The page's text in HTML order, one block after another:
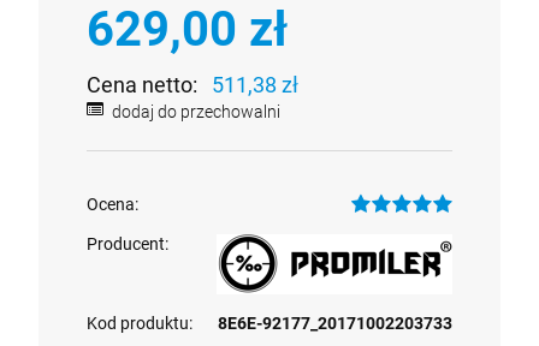
Alkomat policyjny dowodowy, przesiewowy
ALP-1 lite + mata na szybę
629,00 zł
Cena netto: 511,38 zł
dodaj do przechowalni
Ocena:
Producent:
Kod produktu: 8E6E-92177_20171002203733